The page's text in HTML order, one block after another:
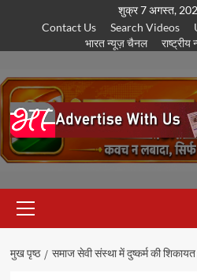
पर
शुक्र 7 अगस्त,
Contact Us
Search Videos
भारत न्यूज़ चैनल
राष्ट्रीय
सूची
मुख पृष्ठ समाज सेवी संस्था में दुष्कर्म की शिकायत